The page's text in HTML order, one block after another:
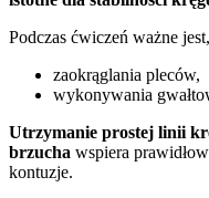
Podczas ćwiczeń ważne
zaokrąglania pleców,
wykonywania
Utrzymanie prostej linii
brzucha wspiera
kontuzje.